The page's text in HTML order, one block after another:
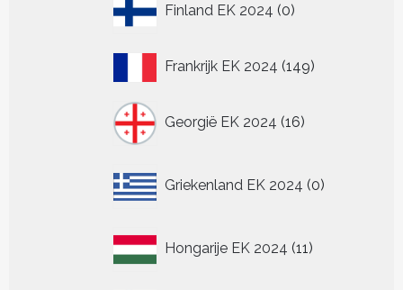
Finland EK 2024 0
producten
Frankrijk EK 2024 149149
Georgië EK 2024 16
producten
Griekenland EK 2024 0
producten
Hongarije EK 2024 11
producten